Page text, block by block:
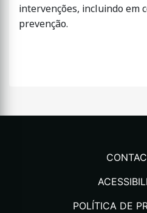
intervenções, incluindo em
prevenção.
POLÍTICA DE